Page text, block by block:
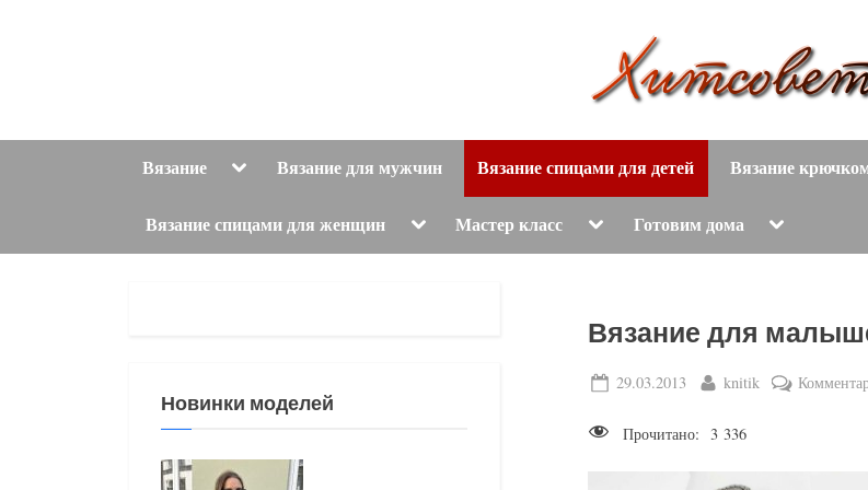
и
т
о
в
е
вязание
с
описанием
и
Вязание ToggleВязание для мужчин Вязание спицами для детей Вязание
Вязание спицами для женщин Toggle
menu
Мастер класс Toggle
menu
Готовим дома Toggle
menu
Вязание для
Posted
29.03.2013 By
knitik
Прочитано: 3 336
Новинки моделей